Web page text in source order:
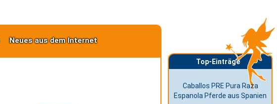
Neues aus dem Internet
Top-Einträge
Caballos PRE Pura Raza
Espanola Pferde aus Spanien